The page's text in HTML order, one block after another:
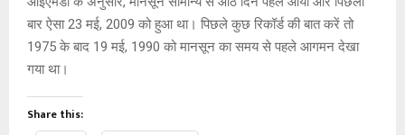
बार ऐसा 23 मई, 2009 को हुआ था। पिछले कुछ रिकॉर्ड की बात करें तो
1975 के बाद 19 मई, 1990 को मानसून का समय से पहले आगमन देखा
गया था।
Share this: